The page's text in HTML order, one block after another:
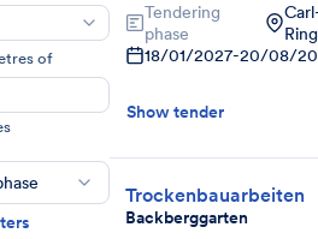
of
Tendering
phase
18/01/2027-20/08/
Show tender
Trockenbauarbeiten
Backberggarten